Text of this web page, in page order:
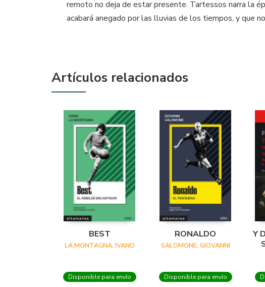
remoto no deja de estar presente. Tartessos narra la
acabará anegado por las lluvias de los tiempos, y que
Artículos relacionados
BEST
LA MONTAGNA, IVANO
Disponible para envío
RONALDO
SALOMONE, GIOVANNI
Disponible para envío
Y